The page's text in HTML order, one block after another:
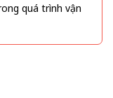
quá trình vận